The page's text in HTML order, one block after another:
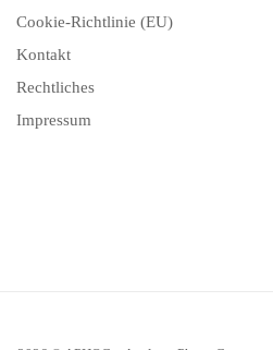
Cookie-Richtlinie (EU)
Kontakt
Rechtliches
Impressum